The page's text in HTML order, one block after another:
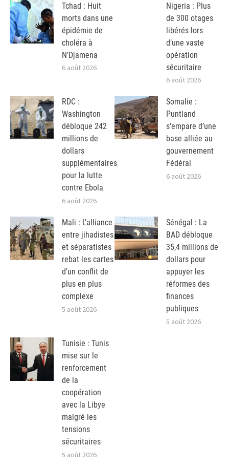
Tchad : Huit
morts dans une
épidémie de
choléra à
N’Djamena
6 août 2026
Nigeria : Plus
de 300 otages
libérés lors
d’une vaste
opération
sécuritaire
6 août 2026
RDC :
Washington
débloque 242
millions de
dollars
supplémentaires
pour la lutte
contre Ebola
6 août 2026
Somalie :
Puntland
s’empare d’une
base alliée au
gouvernement
Fédéral
6 août 2026
Mali : L’alliance
entre jihadistes
et séparatistes
rebat les cartes
d’un conflit de
plus en plus
complexe
5 août 2026
Sénégal : La
BAD débloque
35,4 millions de
dollars pour
appuyer les
réformes des
finances
publiques
5 août 2026
Tunisie : Tunis
mise sur le
renforcement
de la
coopération
avec la Libye
malgré les
tensions
sécuritaires
5 août 2026